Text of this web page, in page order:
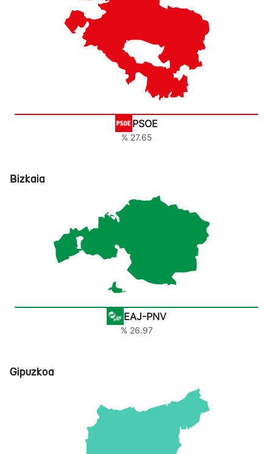
PSOE
% 27.65
Bizkaia
EAJ-PNV
% 26.97
Gipuzkoa